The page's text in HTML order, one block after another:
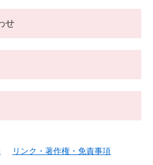
せ
リンク・著作権・免責事項